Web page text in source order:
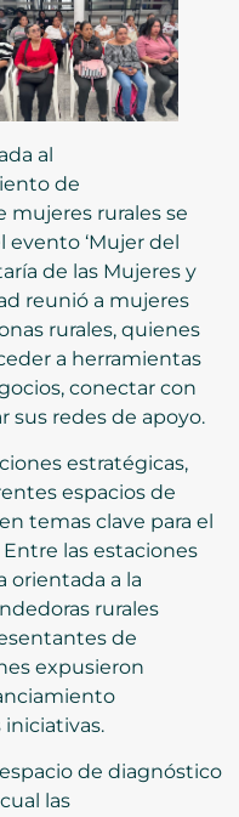
al
de
rurales se
evento ‘Mujer del
de las Mujeres y
reunió a mujeres
rurales, quienes
a herramientas
conectar con
sus redes de apoyo.
estratégicas,
espacios de
temas clave para el
las estaciones
orientada a la
rurales
de
expusieron
de diagnóstico
las